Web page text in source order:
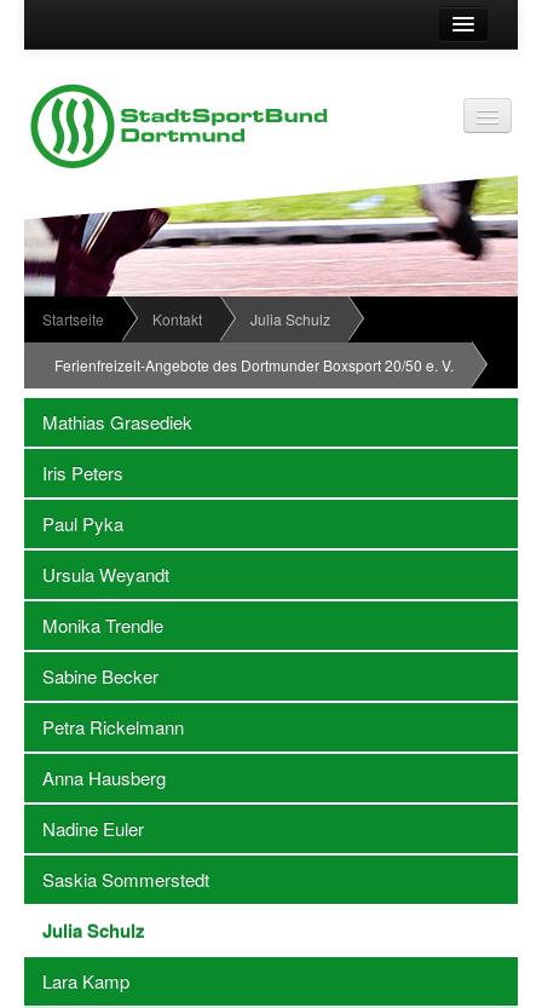
Suche
Vereinsservice
Vereinskennziffer
Passwort
Kontakt
Impressum
Datenschutz
Wir über uns
Organisationsstruktur
News
Termine
Sportabzeichen
Downloadbereich
Newsletter Anmeldung
Stellenangebote SSB Dortmund
Vereine
Vereinssuche
Übungsleiterbörse
Sportanlagen in Dortmund
Olympiabewerbung
Kinderschutz im Sport
Fördermöglichkeiten
Vereinsberatung
Startseite Kontakt Julia Schulz
Ferienfreizeit-Angebote des Dortmunder Boxsport 20/50 e. V.
Mathias Grasediek
Iris Peters
Paul Pyka
Ursula Weyandt
Monika Trendle
Sabine Becker
Petra Rickelmann
Anna Hausberg
Nadine Euler
Saskia Sommerstedt
Julia Schulz
Lara Kamp